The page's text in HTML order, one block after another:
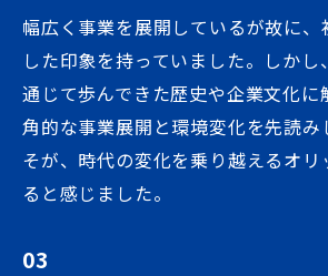
幅広く事業を展開しているが故に、
した印象を持っていました。しかし
通じて歩んできた歴史や企業文化に
角的な事業展開と環境変化を先読み
そが、時代の変化を乗り越えるオリ
ると感じました。
03